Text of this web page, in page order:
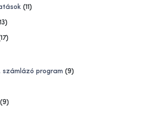
(11)
számlázó program (9)
(9)